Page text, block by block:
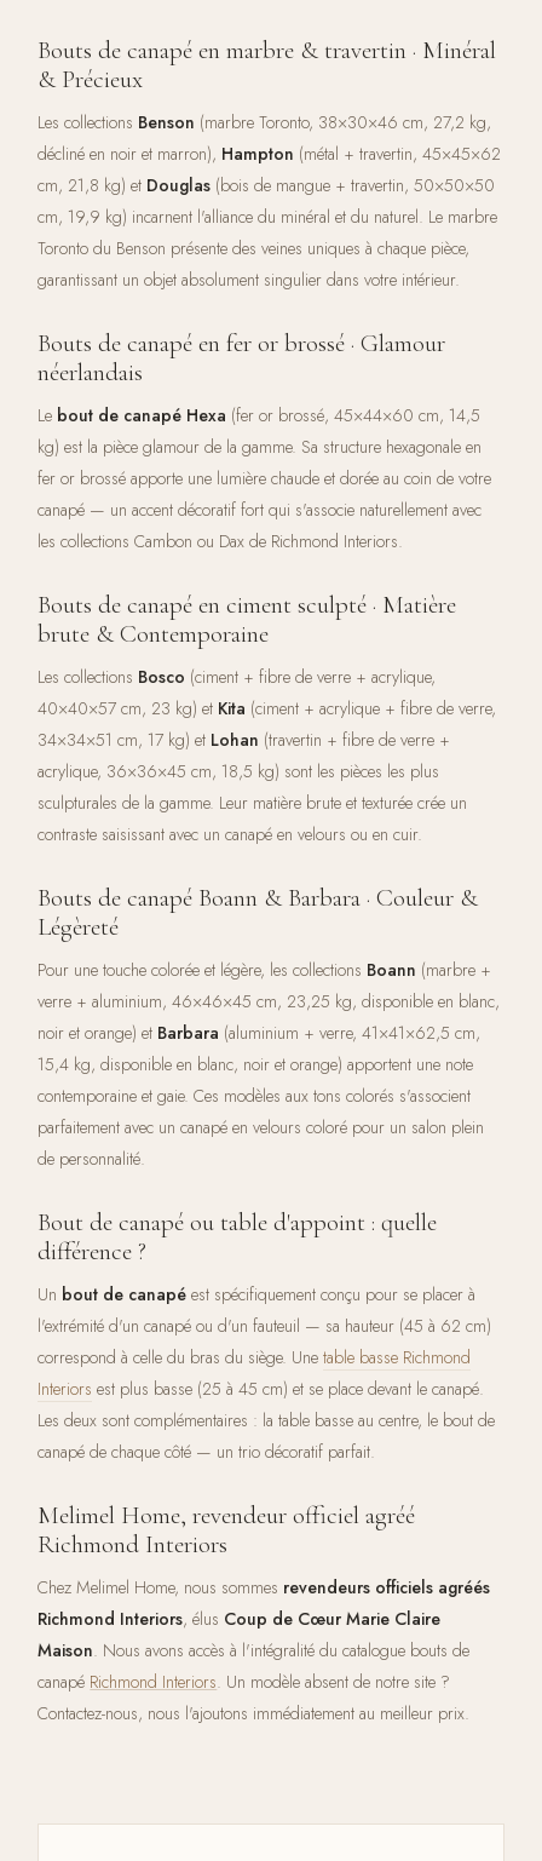
Bouts de canapé en marbre & travertin · Minéral
& Précieux
Les collections Benson (marbre Toronto, 38×30×46 cm, 27,2 kg,
décliné en noir et marron), Hampton (métal + travertin, 45×45×62
cm, 21,8 kg) et Douglas (bois de mangue + travertin, 50×50×50
cm, 19,9 kg) incarnent l'alliance du minéral et du naturel. Le marbre
Toronto du Benson présente des veines uniques à chaque pièce,
garantissant un objet absolument singulier dans votre intérieur.
Bouts de canapé en fer or brossé · Glamour
néerlandais
Le bout de canapé Hexa (fer or brossé, 45×44×60 cm, 14,5
kg) est la pièce glamour de la gamme. Sa structure hexagonale en
fer or brossé apporte une lumière chaude et dorée au coin de votre
canapé — un accent décoratif fort qui s'associe naturellement avec
les collections Cambon ou Dax de Richmond Interiors.
Bouts de canapé en ciment sculpté · Matière
brute & Contemporaine
Les collections Bosco (ciment + fibre de verre + acrylique,
40×40×57 cm, 23 kg) et Kita (ciment + acrylique + fibre de verre,
34×34×51 cm, 17 kg) et Lohan (travertin + fibre de verre +
acrylique, 36×36×45 cm, 18,5 kg) sont les pièces les plus
sculpturales de la gamme. Leur matière brute et texturée crée un
contraste saisissant avec un canapé en velours ou en cuir.
Bouts de canapé Boann & Barbara · Couleur &
Légèreté
Pour une touche colorée et légère, les collections Boann (marbre +
verre + aluminium, 46×46×45 cm, 23,25 kg, disponible en blanc,
noir et orange) et Barbara (aluminium + verre, 41×41×62,5 cm,
15,4 kg, disponible en blanc, noir et orange) apportent une note
contemporaine et gaie. Ces modèles aux tons colorés s'associent
parfaitement avec un canapé en velours coloré pour un salon plein
de personnalité.
Bout de canapé ou table d'appoint : quelle
différence ?
Un bout de canapé est spécifiquement conçu pour se placer à
l'extrémité d'un canapé ou d'un fauteuil — sa hauteur (45 à 62 cm)
correspond à celle du bras du siège. Unetable basse Richmond
Interiors est plus basse (25 à 45 cm) et se place devant le canapé.
Les deux sont complémentaires : la table basse au centre, le bout de
canapé de chaque côté — un trio décoratif parfait.
Melimel Home, revendeur officiel agréé
Richmond Interiors
Chez Melimel Home, nous sommes revendeurs officiels agréés
Richmond Interiors, élus Coup de Cœur Marie Claire
Maison. Nous avons accès à l'intégralité du catalogue bouts de
canapé Richmond Interiors. Un modèle absent de notre site ?
Contactez-nous, nous l'ajoutons immédiatement au meilleur prix.